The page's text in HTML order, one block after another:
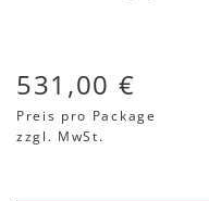
531,00 €
Preis pro Package
zzgl. MwSt.